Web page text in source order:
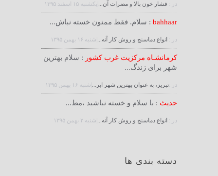
در : فشار خون بالا و مضرات آن... |يكشنبه ۱۵ اسفند ۱۳۹۵
bahhaar : سلام. فقط ممنون خسته نباش...
در : انواع دماسنج و روش كار آنه... |شنبه ۱۶ بهمن ۱۳۹۵
کرمانشـاه مرکزیت غرب کشور : سلام بهترین
شهر برای زندگ...
در :تبریز، به عنوان بهترین شهر ایر... |شنبه ۱۶ بهمن ۱۳۹۵
حدیث : با سلام و خسته نباشید ،مط...
در : انواع دماسنج و روش كار آنه... |شنبه ۲ بهمن ۱۳۹۵
دسته بندی ها